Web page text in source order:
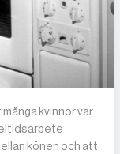
kvinnor var
könen och att